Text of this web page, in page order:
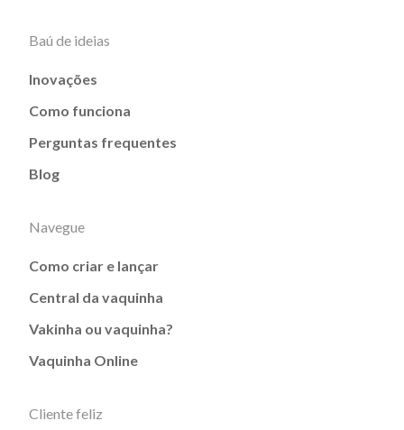
Baú de ideias
Inovações
Como funciona
Perguntas frequentes
Blog
Navegue
Como criar e lançar
Central da vaquinha
Vakinha ou vaquinha?
Vaquinha Online
Cliente feliz